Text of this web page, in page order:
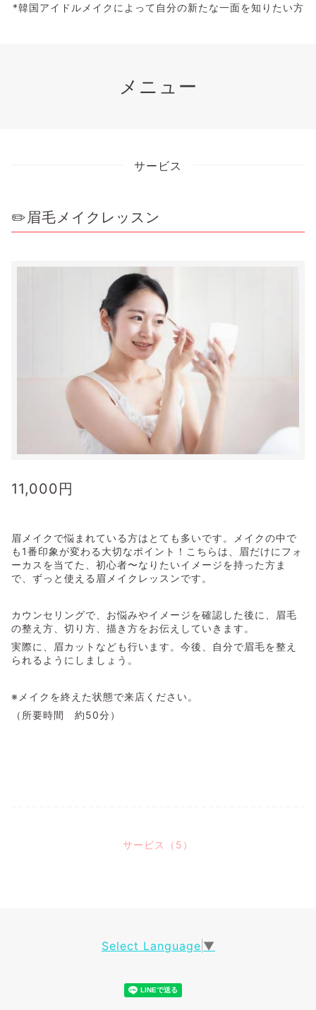
*韓国アイドルメイクによって自分の新たな一面を知りたい方
メニュー
サービス
✏️眉毛メイクレッスン
11,000円
眉メイクで悩まれている方はとても多いです。メイクの中で
も1番印象が変わる大切なポイント！こちらは、眉だけにフォ
ーカスを当てた、初心者〜なりたいイメージを持った方ま
で、ずっと使える眉メイクレッスンです。
カウンセリングで、お悩みやイメージを確認した後に、眉毛
の整え方、切り方、描き方をお伝えしていきます。
実際に、眉カットなども行います。今後、自分で眉毛を整え
られるようにしましょう。
※メイクを終えた状態で来店ください。
（所要時間 約50分）
サービス（5）
Select Language ▼